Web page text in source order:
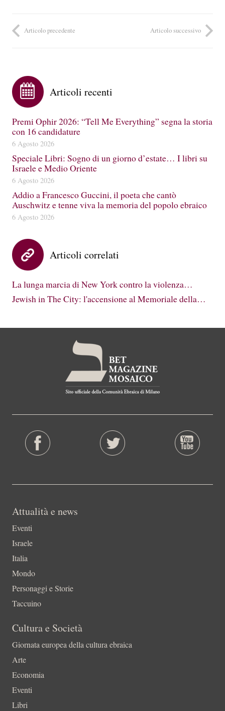
Articolo precedente Articolo successivo
Articoli recenti
Premi Ophir 2026: “Tell Me Everything” segna la storia
con 16 candidature
6 Agosto 2026
Speciale Libri: Sogno di un giorno d’estate… I libri su
Israele e Medio Oriente
6 Agosto 2026
Addio a Francesco Guccini, il poeta che cantò
Auschwitz e tenne viva la memoria del popolo ebraico
6 Agosto 2026
Articoli correlati
La lunga marcia di New York contro la violenza…
Jewish in The City: l'accensione al Memoriale della…
Attualità e news
Eventi
Israele
Italia
Mondo
Personaggi e Storie
Taccuino
Cultura e Società
Giornata europea della cultura ebraica
Arte
Economia
Eventi
Libri